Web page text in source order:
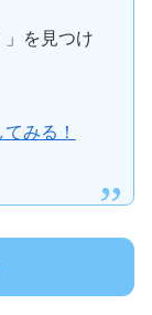
を見つけ
みる！